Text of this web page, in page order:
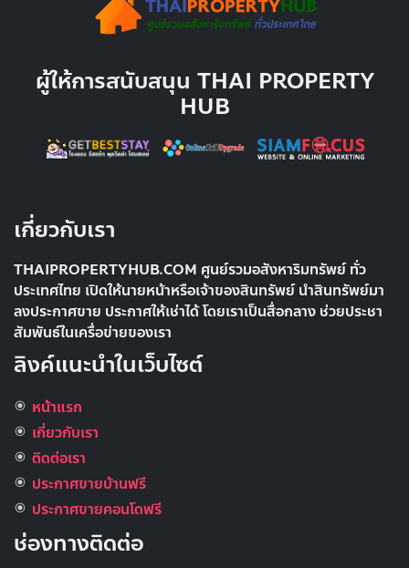
ผู้ให้การสนับสนุน THAI PROPERTY
HUB
เกี่ยวกับเรา
THAIPROPERTYHUB.COM ศูนย์รวมอสังหาริมทรัพย์ ทั่ว
ประเทศไทย เปิดให้นายหน้าหรือเจ้าของสินทรัพย์ นำสินทรัพย์มา
ลงประกาศขาย ประกาศให้เช่าได้ โดยเราเป็นสื่อกลาง ช่วยประชา
สัมพันธ์ในเครื่อข่ายของเรา
ลิงค์แนะนำในเว็บไซต์
หน้าแรก
เกี่ยวกับเรา
ติดต่อเรา
ประกาศขายบ้านฟรี
ประกาศขายคอนโดฟรี
ช่องทางติดต่อ